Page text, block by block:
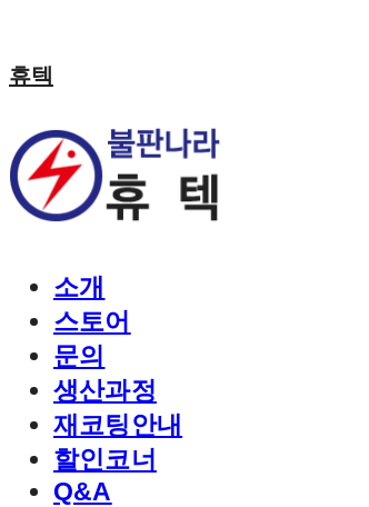
휴텍
소개
스토어
문의
생산과정
재코팅안내
할인코너
Q&A